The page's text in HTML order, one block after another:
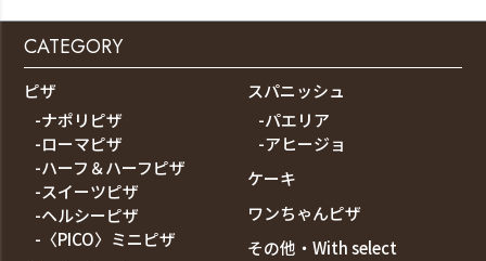
CATEGORY
ピザ
-ナポリピザ
-ローマピザ
-ハーフ＆ハーフピザ
-スイーツピザ
-ヘルシーピザ
-〈PICO〉ミニピザ
スパニッシュ
-パエリア
-アヒージョ
ケーキ
ワンちゃんピザ
その他・With select